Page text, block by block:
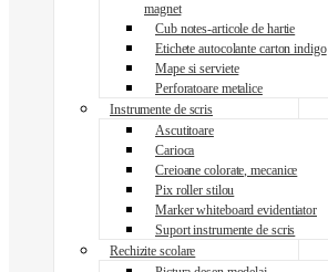
magnet
Cub notes-articole de hartie
Etichete autocolante carton indigo
Mape si serviete
Perforatoare metalice
Instrumente de scris
Ascutitoare
Carioca
Creioane colorate, mecanice
Pix roller stilou
Marker whiteboard evidentiator
Suport instrumente de scris
Rechizite scolare